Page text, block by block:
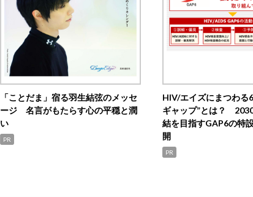
「ことだま」宿る羽生結弦のメッセ
ージ 名言がもたらす心の平穏と潤
い
PR
HIV/エイズにまつわる
ギャップ”とは？
結を目指すGAP6の特
開
PR